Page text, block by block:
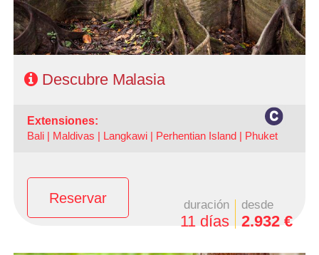
Descubre Malasia
extensiones:
Bali | Maldivas | Langkawi | Perhentian Island | Phuket
Reservar duración
11 días
desde
2.932 €